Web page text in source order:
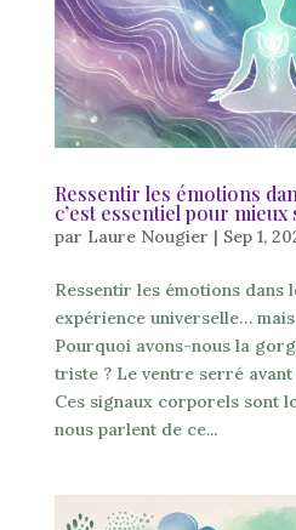
Ressentir les émotions
c’est essentiel pour
par Laure Nougier | Sep 1,
Ressentir les émotions dans
expérience universelle…
Pourquoi avons-nous la
triste ? Le ventre serré
Ces signaux corporels sont
nous parlent de ce...